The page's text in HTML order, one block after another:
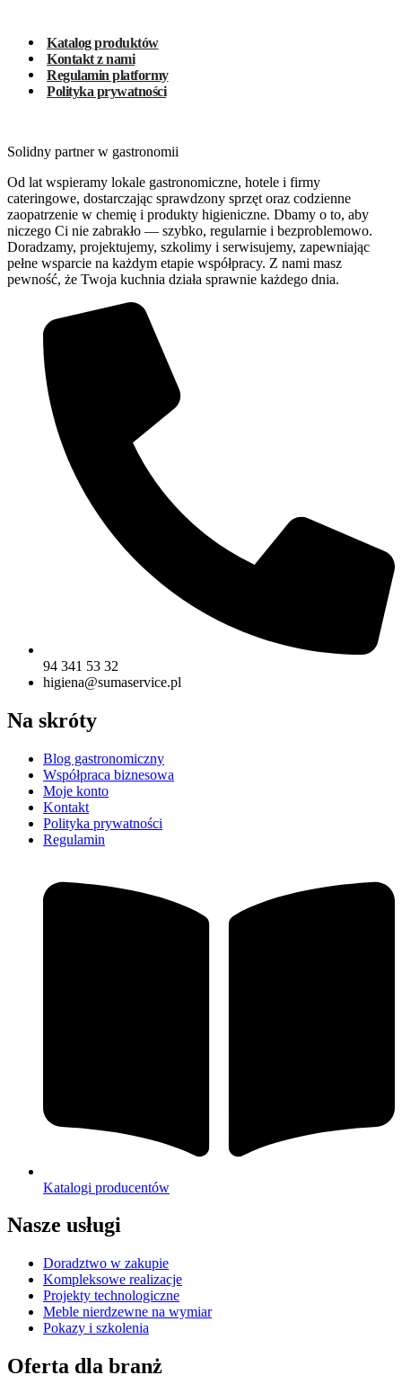
Katalog produktów
Kontakt z nami
Regulamin platformy
Polityka prywatności
Solidny partner w gastronomii
Od lat wspieramy lokale gastronomiczne, hotele i firmy
cateringowe, dostarczając sprawdzony sprzęt oraz codzienne
zaopatrzenie w chemię i produkty higieniczne. Dbamy o to, aby
niczego Ci nie zabrakło — szybko, regularnie i bezproblemowo.
Doradzamy, projektujemy, szkolimy i serwisujemy, zapewniając
pełne wsparcie na każdym etapie współpracy. Z nami masz
pewność, że Twoja kuchnia działa sprawnie każdego dnia.
94 341 53 32
higiena@sumaservice.pl
Na skróty
Blog gastronomiczny
Współpraca biznesowa
Moje konto
Kontakt
Polityka prywatności
Regulamin
Katalogi producentów
Nasze usługi
Doradztwo w zakupie
Kompleksowe realizacje
Projekty technologiczne
Meble nierdzewne na wymiar
Pokazy i szkolenia
Oferta dla branż